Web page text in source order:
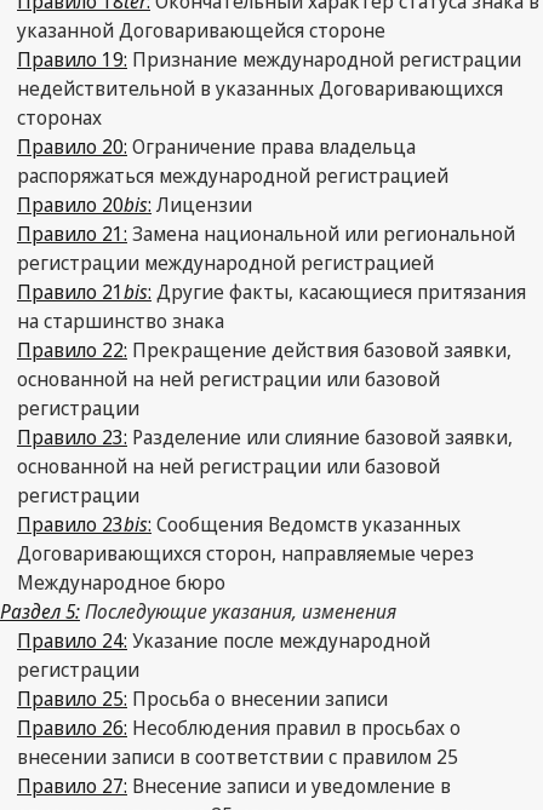
указанной Договаривающейся стороне
Правило 19: Признание международной регистрации
недействительной в указанных Договаривающихся
сторонах
Правило 20: Ограничение права владельца
распоряжаться международной регистрацией
Правило 20bis: Лицензии
Правило 21: Замена национальной или региональной
регистрации международной регистрацией
Правило 21bis: Другие факты, касающиеся притязания
на старшинство знака
Правило 22: Прекращение действия базовой заявки,
основанной на ней регистрации или базовой
регистрации
Правило 23: Разделение или слияние базовой заявки,
основанной на ней регистрации или базовой
регистрации
Правило 23bis: Сообщения Ведомств указанных
Договаривающихся сторон, направляемые через
Международное бюро
Раздел 5:Последующие указания, изменения
Правило 24: Указание после международной
регистрации
Правило 25: Просьба о внесении записи
Правило 26: Несоблюдения правил в просьбах о
внесении записи в соответствии с правилом 25
Правило 27: Внесение записи и уведомление в